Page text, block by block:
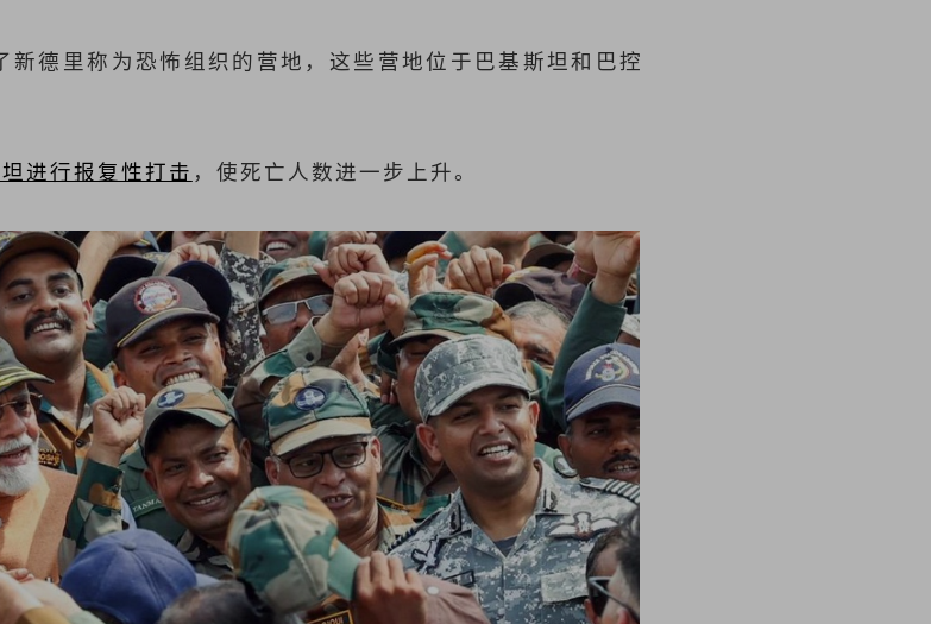
德里称为恐怖组织的营地，这些营地位于巴基斯坦和巴控
进行报复性打击 ，使死亡人数进一步上升。